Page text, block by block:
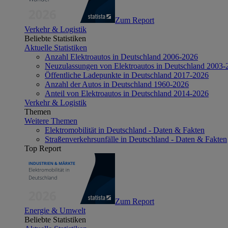
Zum Report
Verkehr & Logistik
Beliebte Statistiken
Aktuelle Statistiken
Anzahl Elektroautos in Deutschland 2006-2026
Neuzulassungen von Elektroautos in Deutschland 2003-
Öffentliche Ladepunkte in Deutschland 2017-2026
Anzahl der Autos in Deutschland 1960-2026
Anteil von Elektroautos in Deutschland 2014-2026
Verkehr & Logistik
Themen
Weitere Themen
Elektromobilität in Deutschland - Daten & Fakten
Straßenverkehrsunfälle in Deutschland - Daten & Fakten
Top Report
Zum Report
Energie & Umwelt
Beliebte Statistiken